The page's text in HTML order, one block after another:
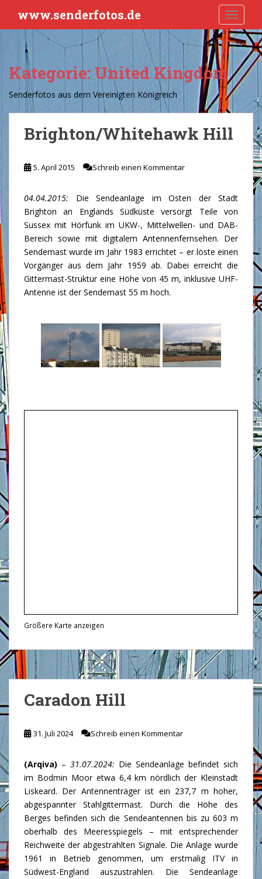
i
t
www.senderfotos.de
Kategorie: United Kingdom
Senderfotos aus dem Vereinigten Königreich
Brighton/Whitehawk Hill
5. April 2015 Schreib einen Kommentar
04.04.2015: Die Sendeanlage im Osten der Stadt
Brighton an Englands Südküste versorgt Teile von
Sussex mit Hörfunk im UKW-, Mittelwellen- und DAB-
Bereich sowie mit digitalem Antennenfernsehen. Der
Sendemast wurde im Jahr 1983 errichtet – er löste einen
Vorgänger aus dem Jahr 1959 ab. Dabei erreicht die
Gittermast-Struktur eine Höhe von 45 m, inklusive UHF-
Antenne ist der Sendemast 55 m hoch.
Größere Karte anzeigen
Caradon Hill
31. Juli 2024 Schreib einen Kommentar
(Arqiva) – 31.07.2024: Die Sendeanlage befindet sich
im Bodmin Moor etwa 6,4 km nördlich der Kleinstadt
Liskeard. Der Antennenträger ist ein 237,7 m hoher,
abgespannter Stahlgittermast. Durch die Höhe des
Berges befinden sich die Sendeantennen bis zu 603 m
oberhalb des Meeresspiegels – mit entsprechender
Reichweite der abgestrahlten Signale. Die Anlage wurde
1961 in Betrieb genommen, um erstmalig ITV in
Südwest-England auszustrahlen. Die Sendeanlage